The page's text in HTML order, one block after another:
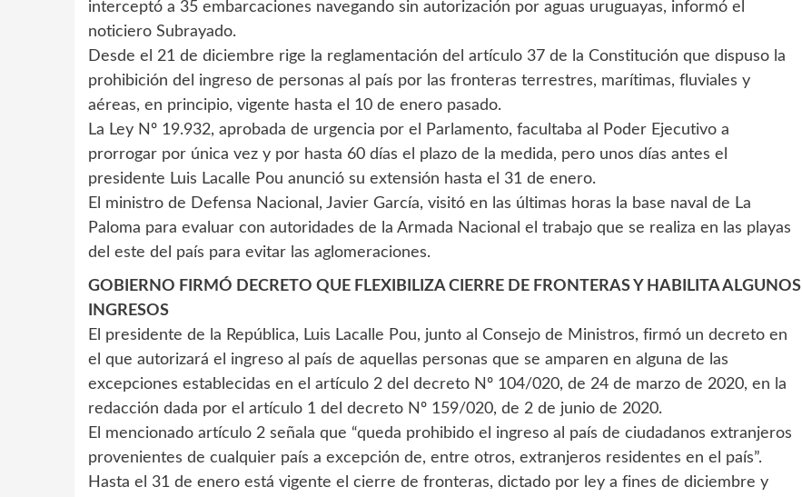
interceptó a 35 embarcaciones navegando sin autorización por aguas uruguayas, informó el
noticiero Subrayado.
Desde el 21 de diciembre rige la reglamentación del artículo 37 de la Constitución que dispuso la
prohibición del ingreso de personas al país por las fronteras terrestres, marítimas, fluviales y
aéreas, en principio, vigente hasta el 10 de enero pasado.
La Ley Nº 19.932, aprobada de urgencia por el Parlamento, facultaba al Poder Ejecutivo a
prorrogar por única vez y por hasta 60 días el plazo de la medida, pero unos días antes el
presidente Luis Lacalle Pou anunció su extensión hasta el 31 de enero.
El ministro de Defensa Nacional, Javier García, visitó en las últimas horas la base naval de La
Paloma para evaluar con autoridades de la Armada Nacional el trabajo que se realiza en las playas
del este del país para evitar las aglomeraciones.
GOBIERNO FIRMÓ DECRETO QUE FLEXIBILIZA CIERRE DE FRONTERAS Y HABILITA ALGUNOS
INGRESOS
El presidente de la República, Luis Lacalle Pou, junto al Consejo de Ministros, firmó un decreto en
el que autorizará el ingreso al país de aquellas personas que se amparen en alguna de las
excepciones establecidas en el artículo 2 del decreto Nº 104/020, de 24 de marzo de 2020, en la
redacción dada por el artículo 1 del decreto Nº 159/020, de 2 de junio de 2020.
El mencionado artículo 2 señala que “queda prohibido el ingreso al país de ciudadanos extranjeros
provenientes de cualquier país a excepción de, entre otros, extranjeros residentes en el país”.
Hasta el 31 de enero está vigente el cierre de fronteras, dictado por ley a fines de diciembre y